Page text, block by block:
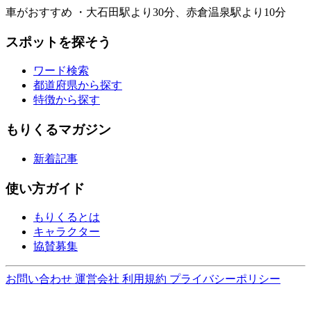
車がおすすめ ・大石田駅より30分、赤倉温泉駅より10分
スポットを探そう
ワード検索
都道府県から探す
特徴から探す
もりくるマガジン
新着記事
使い方ガイド
もりくるとは
キャラクター
協賛募集
お問い合わせ 運営会社 利用規約 プライバシーポリシー